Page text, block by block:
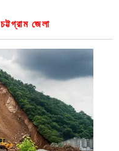
চট্টগ্রাম জেলা